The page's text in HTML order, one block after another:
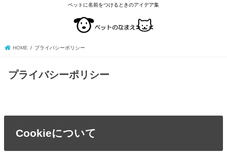
ペットに名前をつけるときのアイデア集
HOME プライバシーポリシー
プライバシーポリシー
Cookieについて